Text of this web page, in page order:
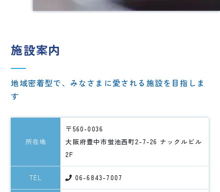
施設案内
地域密着型で、みなさまに愛される施設を目指しま
す
所在地
〒560-0036
大阪府豊中市蛍池西町2-7-26 ナックルビル
2F
TEL 06-6843-7007